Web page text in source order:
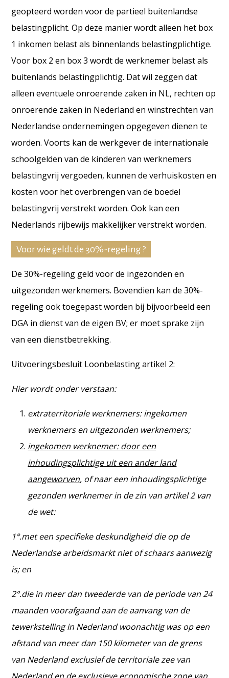
geopteerd worden voor de partieel buitenlandse
belastingplicht. Op deze manier wordt alleen het box
1 inkomen belast als binnenlands belastingplichtige.
Voor box 2 en box 3 wordt de werknemer belast als
buitenlands belastingplichtig. Dat wil zeggen dat
alleen eventuele onroerende zaken in NL, rechten op
onroerende zaken in Nederland en winstrechten van
Nederlandse ondernemingen opgegeven dienen te
worden. Voorts kan de werkgever de internationale
schoolgelden van de kinderen van werknemers
belastingvrij vergoeden, kunnen de verhuiskosten en
kosten voor het overbrengen van de boedel
belastingvrij verstrekt worden. Ook kan een
Nederlands rijbewijs makkelijker verstrekt worden.
Voor wie geldt de 30%-regeling ?
De 30%-regeling geld voor de ingezonden en
uitgezonden werknemers. Bovendien kan de 30%-
regeling ook toegepast worden bij bijvoorbeeld een
DGA in dienst van de eigen BV; er moet sprake zijn
van een dienstbetrekking.
Uitvoeringsbesluit Loonbelasting artikel 2:
Hier wordt onder verstaan:
extraterritoriale werknemers: ingekomen
werknemers en uitgezonden werknemers;
ingekomen werknemer: door een
inhoudingsplichtige uit een ander land
aangeworven, of naar een inhoudingsplichtige
gezonden werknemer in de zin van artikel 2 van
de wet:
1°.met een specifieke deskundigheid die op de
Nederlandse arbeidsmarkt niet of schaars aanwezig
is; en
2°.die in meer dan tweederde van de periode van 24
maanden voorafgaand aan de aanvang van de
tewerkstelling in Nederland woonachtig was op een
afstand van meer dan 150 kilometer van de grens
van Nederland exclusief de territoriale zee van